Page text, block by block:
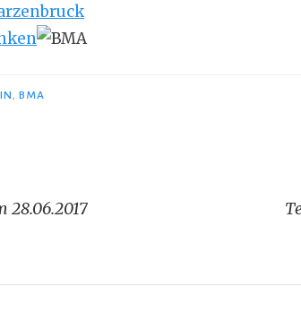
,BMA
28.06.2017